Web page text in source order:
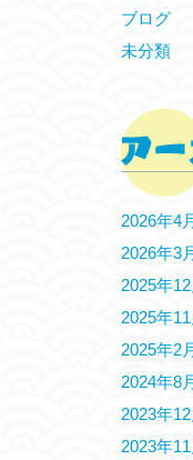
ブログ
未分類
2026年4
2026年3
2025年12
2025年11
2025年2
2024年8
2023年12
2023年11